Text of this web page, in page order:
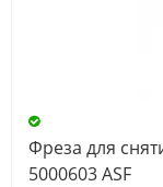
Фреза для
5000603 ASF